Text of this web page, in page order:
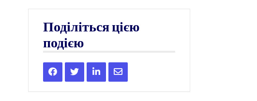
Поділіться цією
подією
Share
this
Share
this
Share
this
Share
this